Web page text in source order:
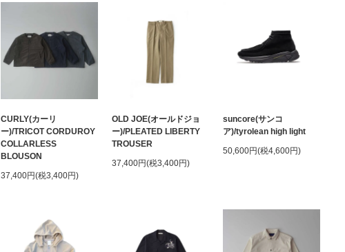
CURLY(カーリ
ー)/TRICOT CORDUROY
COLLARLESS
BLOUSON
37,400円(税3,400円)
OLD JOE(オールドジョ
ー)/PLEATED LIBERTY
TROUSER
37,400円(税3,400円)
suncore(サンコ
ア)/tyrolean high light
50,600円(税4,600円)